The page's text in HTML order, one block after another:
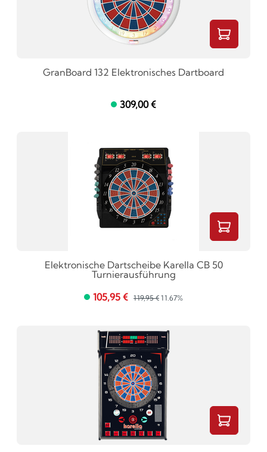
GranBoard 132 Elektronisches Dartboard
309,00 €
Elektronische Dartscheibe Karella CB 50
Turnierausführung
105,95 € 119,95 € 11.67%